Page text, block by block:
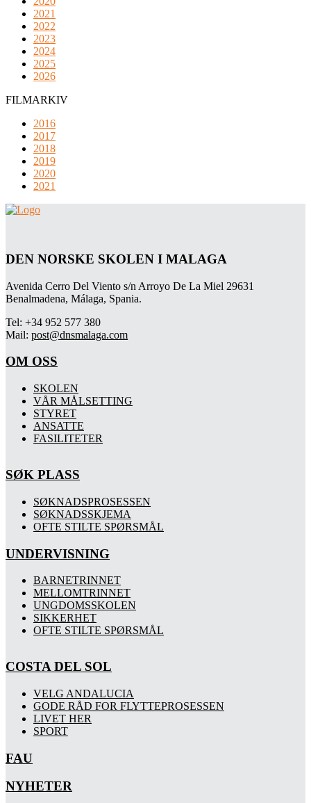
2021
2022
2023
2024
2025
2026
FILMARKIV
2016
2017
2018
2019
2020
2021
DEN NORSKE SKOLEN I MALAGA
Avenida Cerro Del Viento s/n Arroyo De La Miel 29631
Benalmadena, Málaga, Spania.
Tel: +34 952 577 380
Mail: post@dnsmalaga.com
OM OSS
SKOLEN
VÅR MÅLSETTING
STYRET
ANSATTE
FASILITETER
SØK PLASS
SØKNADSPROSESSEN
SØKNADSSKJEMA
OFTE STILTE SPØRSMÅL
UNDERVISNING
BARNETRINNET
MELLOMTRINNET
UNGDOMSSKOLEN
SIKKERHET
OFTE STILTE SPØRSMÅL
COSTA DEL SOL
VELG ANDALUCIA
GODE RÅD FOR FLYTTEPROSESSEN
LIVET HER
SPORT
FAU
NYHETER